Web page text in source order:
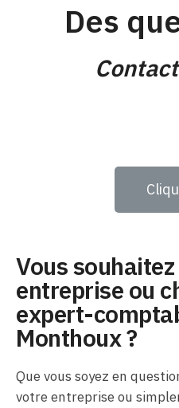
Des
Vous
entreprise ou
expert-
Monthoux ?
Que vous soyez en
votre entreprise ou